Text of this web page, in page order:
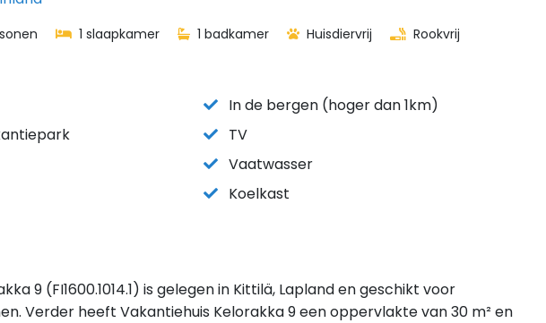
1 slaapkamer 1 badkamer Huisdiervrij Rookvrij
In de bergen (hoger dan 1km)
TV
Vaatwasser
Koelkast
9 (FI1600.1014.1) is gelegen in Kittilä, Lapland en geschikt voor
Verder heeft Vakantiehuis Kelorakka 9 een oppervlakte van 30 m² en